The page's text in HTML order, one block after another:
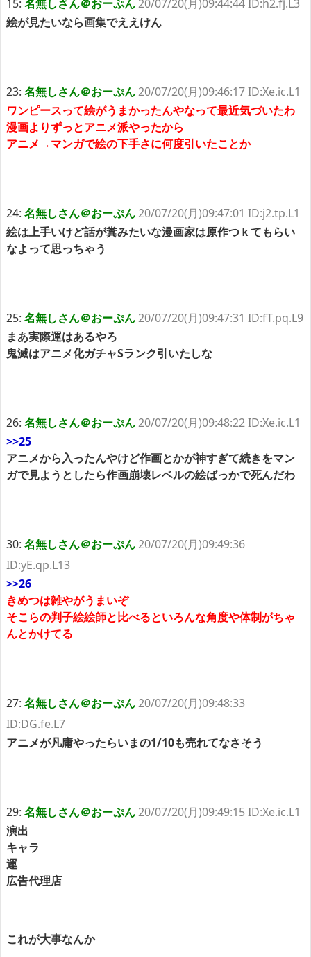
15: 名無しさん＠おーぷん20/07/20(月)09:44:44 ID:h2.fj.L3
絵が見たいなら画集でええけん
23: 名無しさん＠おーぷん20/07/20(月)09:46:17 ID:Xe.ic.L1
ワンピースって絵がうまかったんやなって最近気づいたわ
漫画よりずっとアニメ派やったから
アニメ→マンガで絵の下手さに何度引いたことか
24: 名無しさん＠おーぷん20/07/20(月)09:47:01 ID:j2.tp.L1
絵は上手いけど話が糞みたいな漫画家は原作つｋてもらい
なよって思っちゃう
25: 名無しさん＠おーぷん20/07/20(月)09:47:31 ID:fT.pq.L9
まあ実際運はあるやろ
鬼滅はアニメ化ガチャSランク引いたしな
26: 名無しさん＠おーぷん20/07/20(月)09:48:22 ID:Xe.ic.L1
>>25
アニメから入ったんやけど作画とかが神すぎて続きをマン
ガで見ようとしたら作画崩壊レベルの絵ばっかで死んだわ
30: 名無しさん＠おーぷん20/07/20(月)09:49:36
ID:yE.qp.L13
>>26
きめつは雑やがうまいぞ
そこらの判子絵絵師と比べるといろんな角度や体制がちゃ
んとかけてる
27: 名無しさん＠おーぷん20/07/20(月)09:48:33
ID:DG.fe.L7
アニメが凡庸やったらいまの1/10も売れてなさそう
29: 名無しさん＠おーぷん20/07/20(月)09:49:15 ID:Xe.ic.L1
演出
キャラ
運
広告代理店
これが大事なんか